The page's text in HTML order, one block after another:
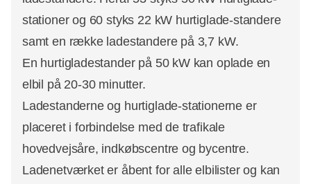
stationer og 60 styks 22 kW hurtiglade-standere
samt en række ladestandere på 3,7 kW.
En hurtigladestander på 50 kW kan oplade en
elbil på 20-30 minutter.
Ladestanderne og hurtiglade-stationerne er
placeret i forbindelse med de trafikale
hovedvejsåre, indkøbscentre og bycentre.
Ladenetværket er åbent for alle elbilister og kan